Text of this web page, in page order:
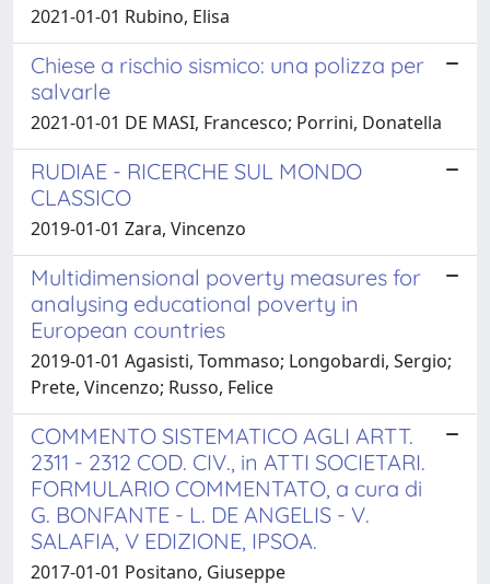
2021-01-01 Rubino, Elisa
Chiese a rischio sismico: una polizza per
salvarle
2021-01-01 DE MASI, Francesco; Porrini, Donatella
RUDIAE - RICERCHE SUL MONDO
CLASSICO
2019-01-01 Zara, Vincenzo
Multidimensional poverty measures for
analysing educational poverty in
European countries
2019-01-01 Agasisti, Tommaso; Longobardi, Sergio;
Prete, Vincenzo; Russo, Felice
COMMENTO SISTEMATICO AGLI ARTT.
2311 - 2312 COD. CIV., in ATTI SOCIETARI.
FORMULARIO COMMENTATO, a cura di
G. BONFANTE - L. DE ANGELIS - V.
SALAFIA, V EDIZIONE, IPSOA.
2017-01-01 Positano, Giuseppe